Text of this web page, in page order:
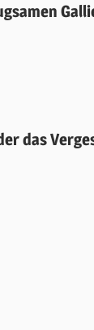
das